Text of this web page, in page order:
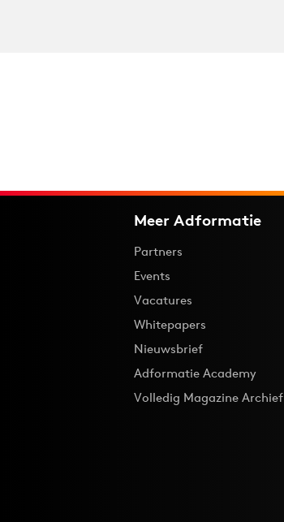
Meer Adformatie
Partners
Events
Vacatures
Whitepapers
Nieuwsbrief
Adformatie Academy
Volledig Magazine Archief